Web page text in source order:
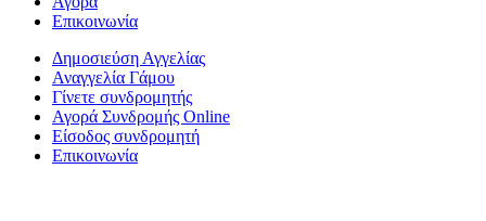
Επικοινωνία
Δημοσιεύση Αγγελίας
Αναγγελία Γάμου
Γίνετε συνδρομητής
Αγορά Συνδρομής Online
Είσοδος συνδρομητή
Επικοινωνία